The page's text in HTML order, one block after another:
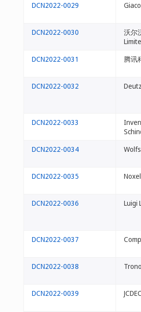
DCN2022-0029
DCN2022-0030
沃尔
DCN2022-0031
腾讯
DCN2022-0032
DCN2022-0033
DCN2022-0034
DCN2022-0035
DCN2022-0036
Luigi
DCN2022-0037
DCN2022-0038
DCN2022-0039